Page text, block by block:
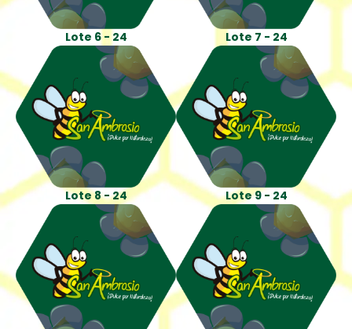
Lote 6 - 24 Lote 7 - 24
Lote 8 - 24 Lote 9 - 24